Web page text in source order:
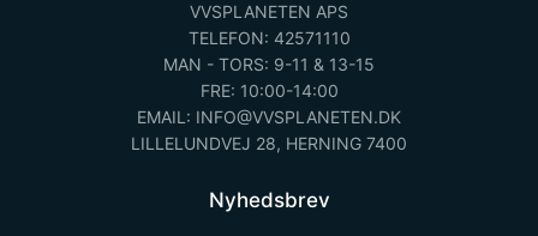
VVSPLANETEN APS
TELEFON: 42571110
MAN - TORS: 9-11 & 13-15
FRE: 10:00-14:00
EMAIL: INFO@VVSPLANETEN.DK
LILLELUNDVEJ 28, HERNING 7400
Nyhedsbrev